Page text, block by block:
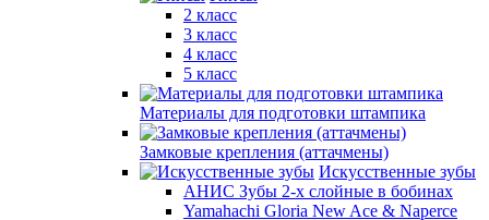
2 класс
3 класс
4 класс
5 класс
Материалы для подготовки штампика
Замковые крепления (аттачмены)
Искусственные зубы
АНИС Зубы 2-х слойные в бобинах
Yamahachi Gloria New Ace & Naperce